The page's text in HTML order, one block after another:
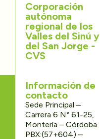
Trámites y Servicios
Contáctenos
Corporación
autónoma
regional de los
Valles del Sinú y
del San Jorge -
CVS
Información de
contacto
Sede Principal –
Carrera 6 N° 61-25,
Montería – Córdoba
PBX:(57+604) –